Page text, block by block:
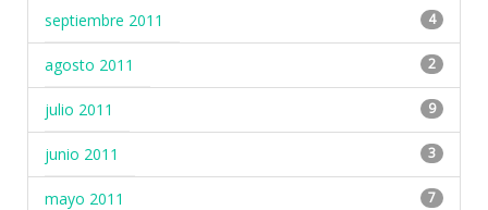
septiembre 2011 4
agosto 2011 2
julio 2011 9
junio 2011 3
mayo 2011 7